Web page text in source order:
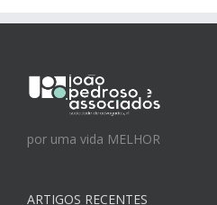
por uma vida MELHOR
ARTIGOS RECENTES